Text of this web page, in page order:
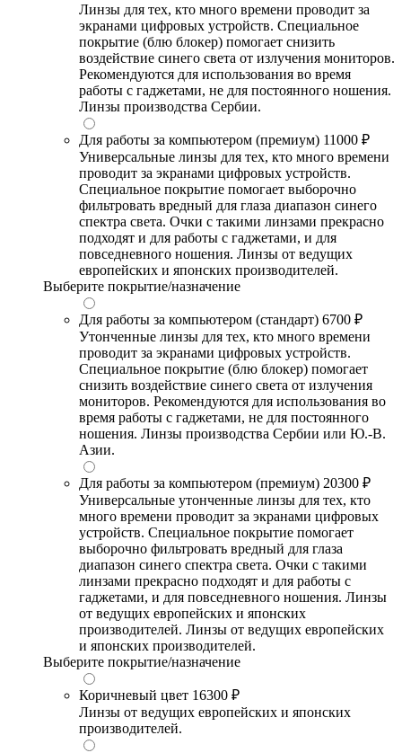
Линзы для тех, кто много времени проводит за
экранами цифровых устройств. Специальное
покрытие (блю блокер) помогает снизить
воздействие синего света от излучения мониторов.
Рекомендуются для использования во время
работы с гаджетами, не для постоянного ношения.
Линзы производства Сербии.
Для работы за компьютером (премиум) 11000 ₽
Универсальные линзы для тех, кто много времени
проводит за экранами цифровых устройств.
Специальное покрытие помогает выборочно
фильтровать вредный для глаза диапазон синего
спектра света. Очки с такими линзами прекрасно
подходят и для работы с гаджетами, и для
повседневного ношения. Линзы от ведущих
европейских и японских производителей.
Выберите покрытие/назначение
Для работы за компьютером (стандарт) 6700 ₽
Утонченные линзы для тех, кто много времени
проводит за экранами цифровых устройств.
Специальное покрытие (блю блокер) помогает
снизить воздействие синего света от излучения
мониторов. Рекомендуются для использования во
время работы с гаджетами, не для постоянного
ношения. Линзы производства Сербии или Ю.-В.
Азии.
Для работы за компьютером (премиум) 20300 ₽
Универсальные утонченные линзы для тех, кто
много времени проводит за экранами цифровых
устройств. Специальное покрытие помогает
выборочно фильтровать вредный для глаза
диапазон синего спектра света. Очки с такими
линзами прекрасно подходят и для работы с
гаджетами, и для повседневного ношения. Линзы
от ведущих европейских и японских
производителей. Линзы от ведущих европейских
и японских производителей.
Выберите покрытие/назначение
Коричневый цвет 16300 ₽
Линзы от ведущих европейских и японских
производителей.